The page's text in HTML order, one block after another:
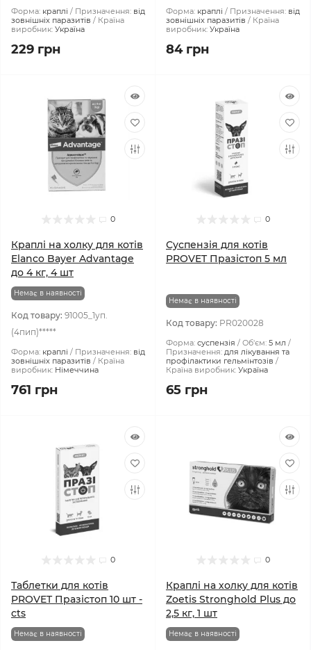
Форма: краплі Призначення: від
зовнішніх паразитів
Країна
виробник: Україна
229 грн
Форма: краплі Призначення: від
зовнішніх паразитів
Країна
виробник: Україна
84 грн
0
Краплі на холку для котів
Elanco Bayer Advantage
до 4 кг, 4 шт
Немає в наявності
Код товару: 91005_1уп.
(4пип)*****
Форма: краплі Призначення: від
зовнішніх паразитів
Країна
виробник: Німеччина
761 грн
0
Суспензія для котів
PROVET Празістоп 5 мл
Немає в наявності
Код товару: PR020028
Форма: суспензія Об'єм: 5 мл
Призначення: для лікування та
профілактики гельмінтозів
Країна виробник: Україна
65 грн
0
Таблетки для котів
PROVET Празістоп 10 шт -
cts
Немає в наявності
0
Краплі на холку для котів
Zoetis Stronghold Plus до
2,5 кг, 1 шт
Немає в наявності